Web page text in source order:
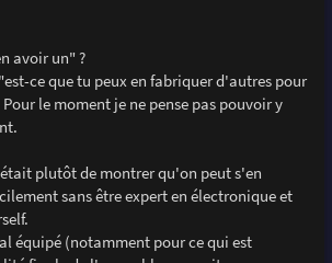
avoir un" ?
ce que tu peux en fabriquer d'autres pour
le moment je ne pense pas pouvoir y
plutôt de montrer qu'on peut s'en
sans être expert en électronique et
équipé (notamment pour ce qui est